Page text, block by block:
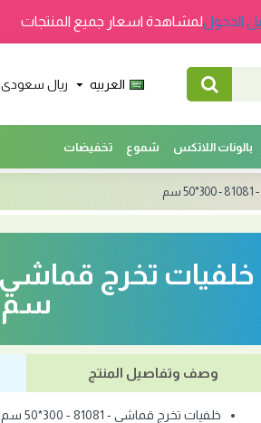
الدخوللمشاهدة اسعار جميع المنتجات
العربيه ريال سعودى
بالونات اللاتكس شموع تخفيضات
سم
وصف وتفاصيل المنتج
خلفيات تخرج قماشي - 81081 - 300*50 سم